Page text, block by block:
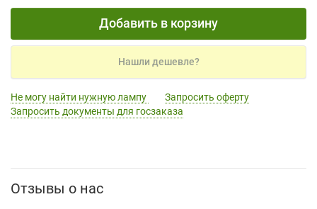
Добавить в корзину
Нашли дешевле?
Не могу найти нужную лампу
Запросить оферту
Запросить документы для госзаказа
Отзывы о нас